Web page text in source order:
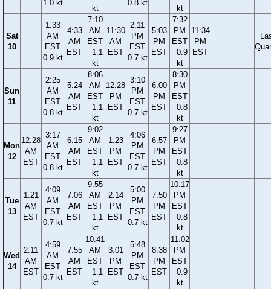
1.0 kt
kt
0.8 kt
kt
Sat
10
1:33
AM
EST
0.9 kt
4:33
AM
EST
7:10
AM
EST
−1.1
kt
11:30
AM
EST
2:11
PM
EST
0.7 kt
5:03
PM
EST
7:32
PM
EST
−0.9
kt
11:34
PM
EST
Sun
11
2:25
AM
EST
0.8 kt
5:24
AM
EST
8:06
AM
EST
−1.1
kt
12:28
PM
EST
3:10
PM
EST
0.7 kt
6:00
PM
EST
8:30
PM
EST
−0.8
kt
Mon
12
12:28
AM
EST
3:17
AM
EST
0.8 kt
6:15
AM
EST
9:02
AM
EST
−1.1
kt
1:23
PM
EST
4:06
PM
EST
0.7 kt
6:57
PM
EST
9:27
PM
EST
−0.8
kt
Tue
13
1:21
AM
EST
4:09
AM
EST
0.7 kt
7:06
AM
EST
9:55
AM
EST
−1.1
kt
2:14
PM
EST
5:00
PM
EST
0.7 kt
7:50
PM
EST
10:17
PM
EST
−0.8
kt
Wed
14
2:11
AM
EST
4:59
AM
EST
0.7 kt
7:55
AM
EST
10:41
AM
EST
−1.1
kt
3:01
PM
EST
5:48
PM
EST
0.7 kt
8:38
PM
EST
11:02
PM
EST
−0.9
kt